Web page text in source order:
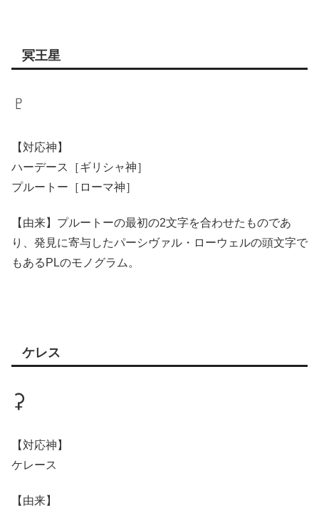
冥王星
♇
【対応神】
ハーデース［ギリシャ神］
プルートー［ローマ神］
【由来】プルートーの最初の2文字を合わせたものであ
り、発見に寄与したパーシヴァル・ローウェルの頭文字で
もあるPLのモノグラム。
ケレス
⚳
【対応神】
ケレース
【由来】